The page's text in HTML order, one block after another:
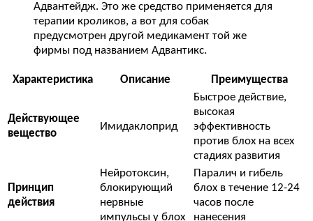
Адвантейдж. Это же средство применяется для
терапии кроликов, а вот для собак
предусмотрен другой медикамент той же
фирмы под названием Адвантикс.
Характеристика Описание Преимущества
Действующее
вещество
Имидаклоприд
Быстрое действие,
высокая
эффективность
против блох на всех
стадиях развития
Принцип
действия
Нейротоксин,
блокирующий
нервные
импульсы у блох
Паралич и гибель
блох в течение 12-24
часов после
нанесения